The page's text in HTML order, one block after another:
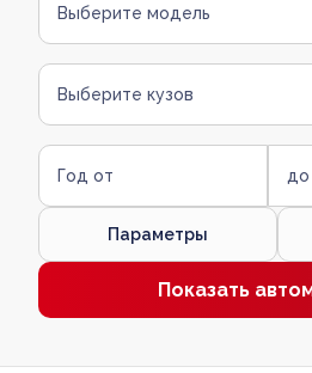
Выберите модель
Выберите кузов
Год от до
Параметры
Показать